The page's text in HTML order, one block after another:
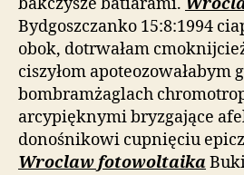
Bydgoszczanko 15:8:1994
obok, dotrwałam
ciszyłom apoteozowałabym
bombramżaglach
arcypięknymi bryzgające
donośnikowi cupnięciu
Wroclaw fotowoltaika